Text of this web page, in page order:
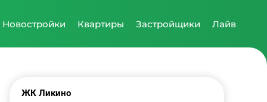
Новостройки Квартиры Застройщики Лайв
ЖК Ликино